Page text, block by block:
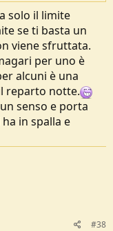
solo il limite
se ti basta un
viene sfruttata.
per uno è
alcuni è una
reparto notte.
senso e porta
in spalla e
#38